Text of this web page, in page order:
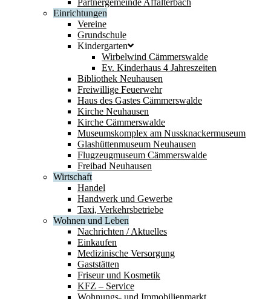
Partnergemeinde Affalterbach
Einrichtungen
Vereine
Grundschule
Kindergarten
Wirbelwind Cämmerswalde
Ev. Kinderhaus 4 Jahreszeiten
Bibliothek Neuhausen
Freiwillige Feuerwehr
Haus des Gastes Cämmerswalde
Kirche Neuhausen
Kirche Cämmerswalde
Museumskomplex am Nussknackermuseum
Glashüttenmuseum Neuhausen
Flugzeugmuseum Cämmerswalde
Freibad Neuhausen
Wirtschaft
Handel
Handwerk und Gewerbe
Taxi, Verkehrsbetriebe
Wohnen und Leben
Nachrichten / Aktuelles
Einkaufen
Medizinische Versorgung
Gaststätten
Friseur und Kosmetik
KFZ – Service
Wohnungs- und Immobilienmarkt